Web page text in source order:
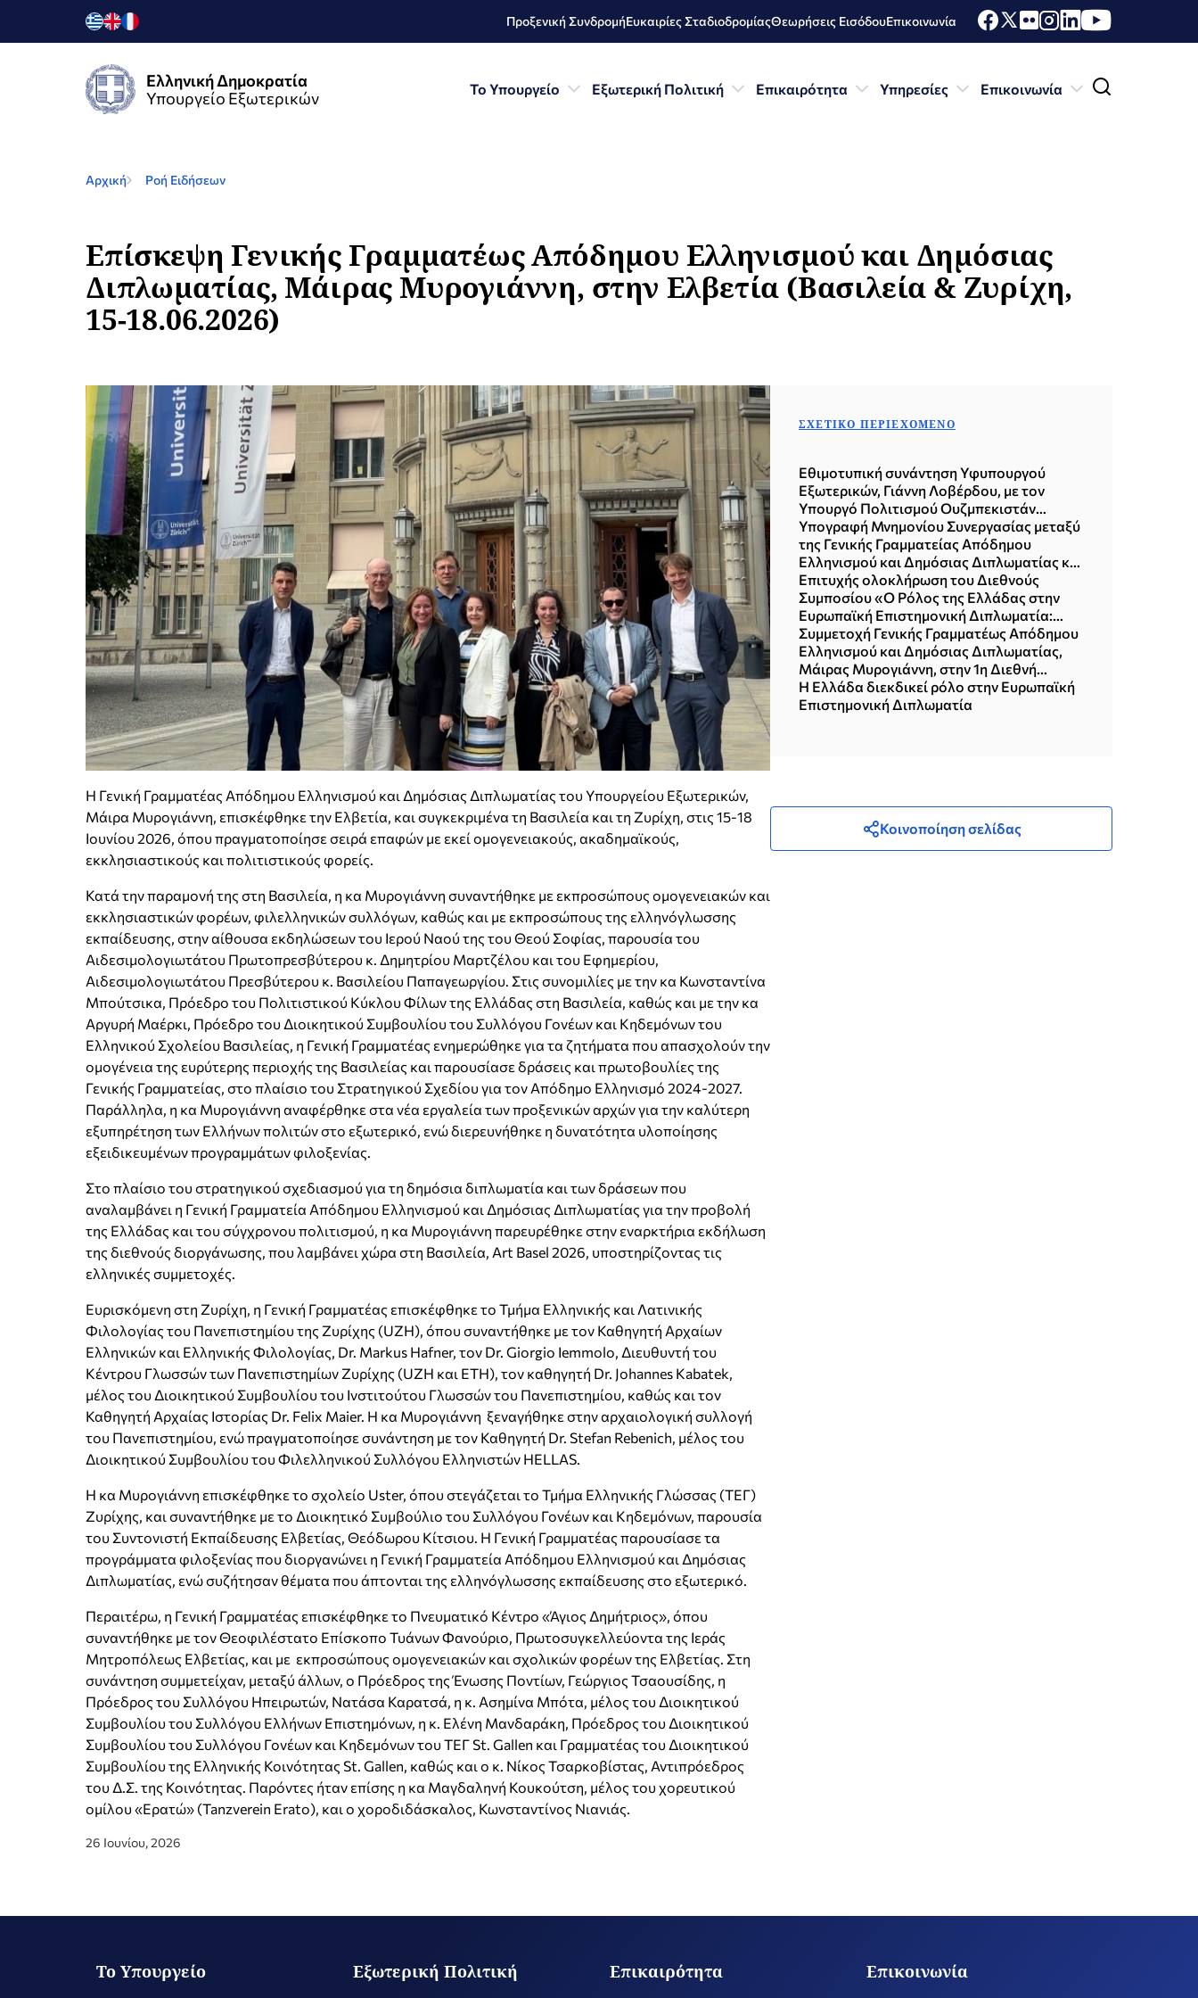
Προξενική ΣυνδρομήΕυκαιρίες ΣταδιοδρομίαςΘεωρήσεις ΕισόδουΕπικοινωνία
Ελληνική Δημοκρατία
Υπουργείο Εξωτερικών
Το Υπουργείο Εξωτερική Πολιτική Επικαιρότητα Υπηρεσίες Επικοινωνία
Αρχική Ροή Ειδήσεων
Επίσκεψη Γενικής Γραμματέως Απόδημου Ελληνισμού και Δημόσιας
Διπλωματίας, Μάιρας Μυρογιάννη, στην Ελβετία (Βασιλεία & Ζυρίχη,
15-18.06.2026)
Η Γενική Γραμματέας Απόδημου Ελληνισμού και Δημόσιας Διπλωματίας του Υπουργείου Εξωτερικών,
Μάιρα Μυρογιάννη, επισκέφθηκε την Ελβετία, και συγκεκριμένα τη Βασιλεία και τη Ζυρίχη, στις 15-18
Ιουνίου 2026, όπου πραγματοποίησε σειρά επαφών με εκεί ομογενειακούς, ακαδημαϊκούς,
εκκλησιαστικούς και πολιτιστικούς φορείς.
Κατά την παραμονή της στη Βασιλεία, η κα Μυρογιάννη συναντήθηκε με εκπροσώπους ομογενειακών και
εκκλησιαστικών φορέων, φιλελληνικών συλλόγων, καθώς και με εκπροσώπους της ελληνόγλωσσης
εκπαίδευσης, στην αίθουσα εκδηλώσεων του Ιερού Ναού της του Θεού Σοφίας, παρουσία του
Αιδεσιμολογιωτάτου Πρωτοπρεσβύτερου κ. Δημητρίου Μαρτζέλου και του Εφημερίου,
Αιδεσιμολογιωτάτου Πρεσβύτερου κ. Βασιλείου Παπαγεωργίου. Στις συνομιλίες με την κα Κωνσταντίνα
Μπούτσικα, Πρόεδρο του Πολιτιστικού Κύκλου Φίλων της Ελλάδας στη Βασιλεία, καθώς και με την κα
Αργυρή Μαέρκι, Πρόεδρο του Διοικητικού Συμβουλίου του Συλλόγου Γονέων και Κηδεμόνων του
Ελληνικού Σχολείου Βασιλείας, η Γενική Γραμματέας ενημερώθηκε για τα ζητήματα που απασχολούν την
ομογένεια της ευρύτερης περιοχής της Βασιλείας και παρουσίασε δράσεις και πρωτοβουλίες της
Γενικής Γραμματείας, στο πλαίσιο του Στρατηγικού Σχεδίου για τον Απόδημο Ελληνισμό 2024-2027.
Παράλληλα, η κα Μυρογιάννη αναφέρθηκε στα νέα εργαλεία των προξενικών αρχών για την καλύτερη
εξυπηρέτηση των Ελλήνων πολιτών στο εξωτερικό, ενώ διερευνήθηκε η δυνατότητα υλοποίησης
εξειδικευμένων προγραμμάτων φιλοξενίας.
Στο πλαίσιο του στρατηγικού σχεδιασμού για τη δημόσια διπλωματία και των δράσεων που
αναλαμβάνει η Γενική Γραμματεία Απόδημου Ελληνισμού και Δημόσιας Διπλωματίας για την προβολή
της Ελλάδας και του σύγχρονου πολιτισμού, η κα Μυρογιάννη παρευρέθηκε στην εναρκτήρια εκδήλωση
της διεθνούς διοργάνωσης, που λαμβάνει χώρα στη Βασιλεία, Art Basel 2026, υποστηρίζοντας τις
ελληνικές συμμετοχές.
Ευρισκόμενη στη Ζυρίχη, η Γενική Γραμματέας επισκέφθηκε το Τμήμα Ελληνικής και Λατινικής
Φιλολογίας του Πανεπιστημίου της Ζυρίχης (UZH), όπου συναντήθηκε με τον Καθηγητή Αρχαίων
Ελληνικών και Ελληνικής Φιλολογίας, Dr. Markus Hafner, τον Dr. Giorgio Iemmolo, Διευθυντή του
Κέντρου Γλωσσών των Πανεπιστημίων Ζυρίχης (UZH και ETH), τον καθηγητή Dr. Johannes Kabatek,
μέλος του Διοικητικού Συμβουλίου του Ινστιτούτου Γλωσσών του Πανεπιστημίου, καθώς και τον
Καθηγητή Αρχαίας Ιστορίας Dr. Felix Maier. Η κα Μυρογιάννη ξεναγήθηκε στην αρχαιολογική συλλογή
του Πανεπιστημίου, ενώ πραγματοποίησε συνάντηση με τον Καθηγητή Dr. Stefan Rebenich, μέλος του
Διοικητικού Συμβουλίου του Φιλελληνικού Συλλόγου Ελληνιστών HELLAS.
Η κα Μυρογιάννη επισκέφθηκε το σχολείο Uster, όπου στεγάζεται το Τμήμα Ελληνικής Γλώσσας (ΤΕΓ)
Ζυρίχης, και συναντήθηκε με το Διοικητικό Συμβούλιο του Συλλόγου Γονέων και Κηδεμόνων, παρουσία
του Συντονιστή Εκπαίδευσης Ελβετίας, Θεόδωρου Κίτσιου. Η Γενική Γραμματέας παρουσίασε τα
προγράμματα φιλοξενίας που διοργανώνει η Γενική Γραμματεία Απόδημου Ελληνισμού και Δημόσιας
Διπλωματίας, ενώ συζήτησαν θέματα που άπτονται της ελληνόγλωσσης εκπαίδευσης στο εξωτερικό.
Περαιτέρω, η Γενική Γραμματέας επισκέφθηκε το Πνευματικό Κέντρο «Άγιος Δημήτριος», όπου
συναντήθηκε με τον Θεοφιλέστατο Επίσκοπο Τυάνων Φανούριο, Πρωτοσυγκελλεύοντα της Ιεράς
Μητροπόλεως Ελβετίας, και με εκπροσώπους ομογενειακών και σχολικών φορέων της Ελβετίας. Στη
συνάντηση συμμετείχαν, μεταξύ άλλων, ο Πρόεδρος της Ένωσης Ποντίων, Γεώργιος Τσαουσίδης, η
Πρόεδρος του Συλλόγου Ηπειρωτών, Νατάσα Καρατσά, η κ. Ασημίνα Μπότα, μέλος του Διοικητικού
Συμβουλίου του Συλλόγου Ελλήνων Επιστημόνων, η κ. Ελένη Μανδαράκη, Πρόεδρος του Διοικητικού
Συμβουλίου του Συλλόγου Γονέων και Κηδεμόνων του ΤΕΓ St. Gallen και Γραμματέας του Διοικητικού
Συμβουλίου της Ελληνικής Κοινότητας St. Gallen, καθώς και ο κ. Νίκος Τσαρκοβίστας, Αντιπρόεδρος
του Δ.Σ. της Κοινότητας. Παρόντες ήταν επίσης η κα Μαγδαληνή Κουκούτση, μέλος του χορευτικού
ομίλου «Ερατώ» (Tanzverein Erato), και ο χοροδιδάσκαλος, Κωνσταντίνος Νιανιάς.
26 Ιουνίου, 2026
ΣΧΕΤΙΚΌ ΠΕΡΙΕΧΌΜΕΝΟ
Εθιμοτυπική συνάντηση Υφυπουργού
Εξωτερικών, Γιάννη Λοβέρδου, με τον
Υπουργό Πολιτισμού Ουζμπεκιστάν
Ozodbek Nazarbekov (15.07.2026)
Υπογραφή Μνημονίου Συνεργασίας μεταξύ
της Γενικής Γραμματείας Απόδημου
Ελληνισμού και Δημόσιας Διπλωματίας και
της BioInnovation Greece (Αθήνα,
08.07.2026)
Επιτυχής ολοκλήρωση του Διεθνούς
Συμποσίου «Ο Ρόλος της Ελλάδας στην
Ευρωπαϊκή Επιστημονική Διπλωματία:
Δημιουργώντας Συνδέσεις,
Διαμορφώνοντας το Μέλλον» (Αθήνα,
11.06.2026)
Συμμετοχή Γενικής Γραμματέως Απόδημου
Ελληνισμού και Δημόσιας Διπλωματίας,
Μάιρας Μυρογιάννη, στην 1η Διεθνή
Συνάντηση Εδρών UNESCO
(Αλεξανδρούπολη, 05-06.06.2026)
Η Ελλάδα διεκδικεί ρόλο στην Ευρωπαϊκή
Επιστημονική Διπλωματία
Κοινοποίηση σελίδας
Το Υπουργείο Εξωτερική Πολιτική Επικαιρότητα Επικοινωνία